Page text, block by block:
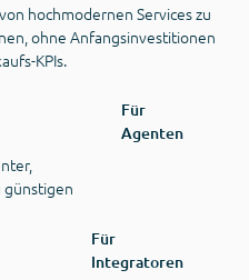
hochmodernen Services zu
ohne Anfangsinvestitionen
KPIs.
Für
Agenten
günstigen
Für
Integratoren